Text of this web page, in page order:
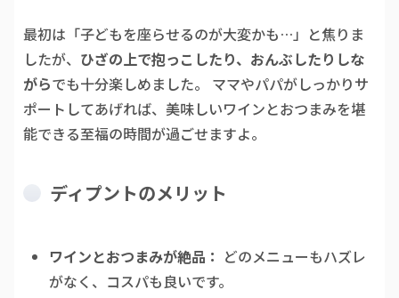
最初は「子どもを座らせるのが大変かも…」と焦りま
したが、 ひざの上で抱っこしたり、おんぶしたりしな
がらでも十分楽しめました。 ママやパパがしっかりサ
ポートしてあげれば、美味しいワインとおつまみを堪
能できる至福の時間が過ごせますよ。
ディプントのメリット
ワインとおつまみが絶品： どのメニューもハズレ
がなく、コスパも良いです。